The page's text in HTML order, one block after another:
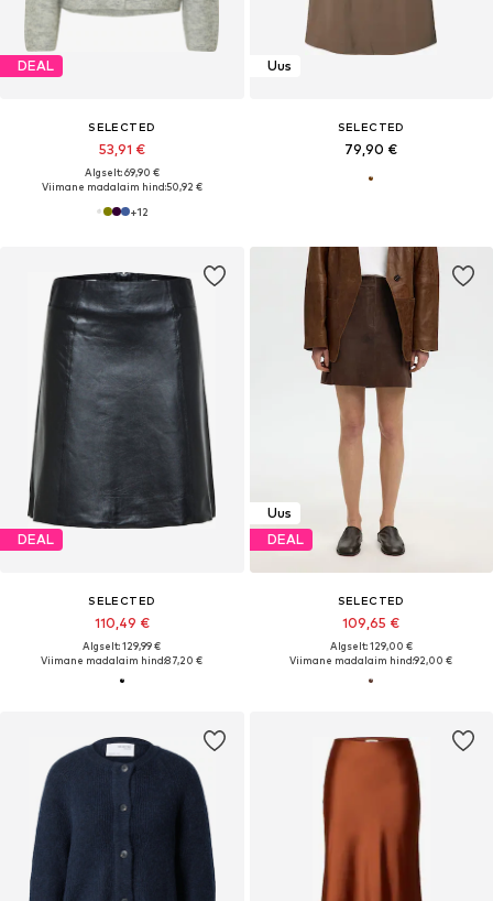
DEAL
SELECTED
53,91 €
Algselt: 69,90 €
Viimane madalaim hind:50,92 €
+12
Uus
SELECTED
79,90 €
DEAL
SELECTED
110,49 €
Algselt: 129,99 €
Viimane madalaim hind:87,20 €
Uus
DEAL
SELECTED
109,65 €
Algselt: 129,00 €
Viimane madalaim hind:92,00 €